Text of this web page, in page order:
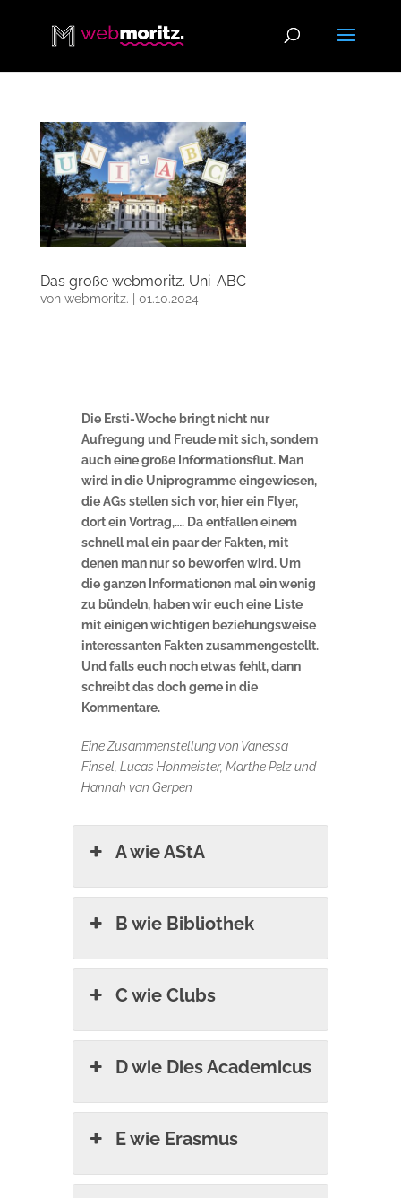
Das große webmoritz. Uni-ABC
von webmoritz. 01.10.2024
Die Ersti-Woche bringt nicht nur
Aufregung und Freude mit sich, sondern
auch eine große Informationsflut. Man
wird in die Uniprogramme eingewiesen,
die AGs stellen sich vor, hier ein Flyer,
dort ein Vortrag,…. Da entfallen einem
schnell mal ein paar der Fakten, mit
denen man nur so beworfen wird. Um
die ganzen Informationen mal ein wenig
zu bündeln, haben wir euch eine Liste
mit einigen wichtigen beziehungsweise
interessanten Fakten zusammengestellt.
Und falls euch noch etwas fehlt, dann
schreibt das doch gerne in die
Kommentare.
Eine Zusammenstellung von Vanessa
Finsel, Lucas Hohmeister, Marthe Pelz und
Hannah van Gerpen
A wie AStA
B wie Bibliothek
C wie Clubs
D wie Dies Academicus
E wie Erasmus